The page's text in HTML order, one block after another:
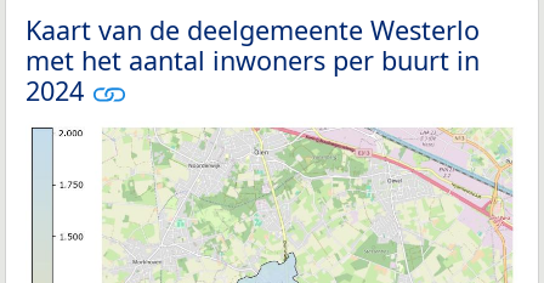
Kaart van de deelgemeente Westerlo
met het aantal inwoners per buurt in
2024